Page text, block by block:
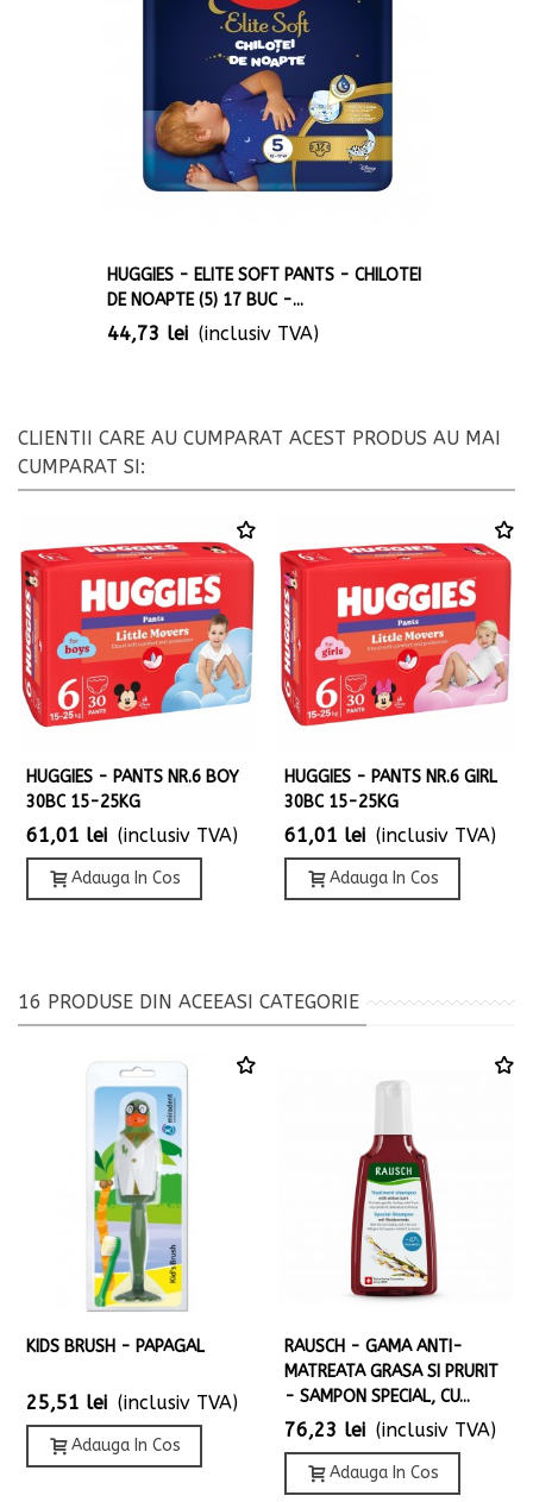
HUGGIES - ELITE SOFT PANTS - CHILOTEI
DE NOAPTE (5) 17 BUC -...
44,73 lei (inclusiv TVA)
CLIENTII CARE AU CUMPARAT ACEST PRODUS AU MAI
CUMPARAT SI:
HUGGIES - PANTS NR.6 BOY
30BC 15-25KG
61,01 lei (inclusiv TVA)
Adauga In Cos
HUGGIES - PANTS NR.6 GIRL
30BC 15-25KG
61,01 lei (inclusiv TVA)
Adauga In Cos
16 PRODUSE DIN ACEEASI CATEGORIE
KIDS BRUSH - PAPAGAL
25,51 lei (inclusiv TVA)
Adauga In Cos
RAUSCH - GAMA ANTI-
MATREATA GRASA SI PRURIT
- SAMPON SPECIAL, CU...
76,23 lei (inclusiv TVA)
Adauga In Cos